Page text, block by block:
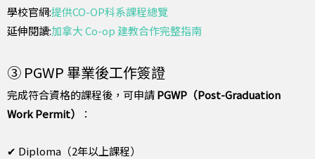
學校官網:提供CO-OP科系課程總覽
延伸閱讀:加拿大 Co-op 建教合作完整指南
③ PGWP 畢業後工作簽證
完成符合資格的課程後，可申請PGWP（Post-Graduation
Work Permit）
：
✔ Diploma（2年以上課程）